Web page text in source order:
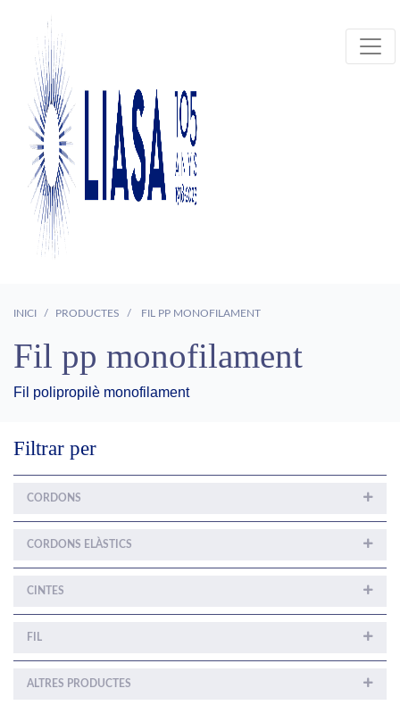
INICI PRODUCTES FIL PP MONOFILAMENT
Fil pp monofilament
Fil polipropilè monofilament
Filtrar per
CORDONS
CORDONS ELÀSTICS
CINTES
FIL
ALTRES PRODUCTES